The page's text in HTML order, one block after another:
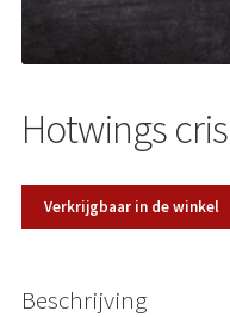
Hotwings
Verkrijgbaar in de winkel
Beschrijving